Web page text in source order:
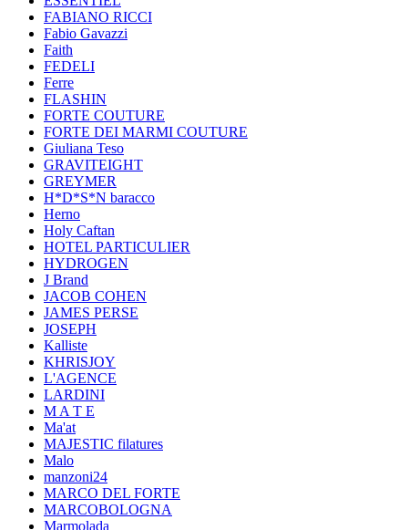
FABIANO RICCI
Fabio Gavazzi
Faith
FEDELI
Ferre
FLASHIN
FORTE COUTURE
FORTE DEI MARMI COUTURE
Giuliana Teso
GRAVITEIGHT
GREYMER
H*D*S*N baracco
Herno
Holy Caftan
HOTEL PARTICULIER
HYDROGEN
J Brand
JACOB COHEN
JAMES PERSE
JOSEPH
Kalliste
KHRISJOY
L'AGENCE
LARDINI
M A T E
Ma'at
MAJESTIC filatures
Malo
manzoni24
MARCO DEL FORTE
MARCOBOLOGNA
Marmolada